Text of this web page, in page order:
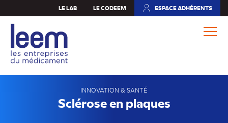
au
contenu
principal
LE LAB LE CODEEM ESPACE ADHÉRENTS
(NOUVEL
INNOVATION & SANTÉ
Sclérose en plaques